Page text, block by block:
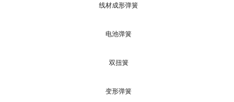
线材成形弹簧
电池弹簧
双扭簧
变形弹簧